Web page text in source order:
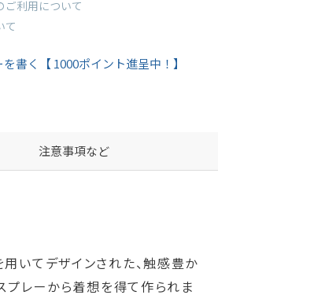
ご利用について
て
を書く【 1000ポイント進呈中！】
注意事項など
いてデザインされた、触感豊か
プレーから着想を得て作られま